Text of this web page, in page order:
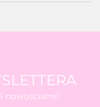
nowościami!